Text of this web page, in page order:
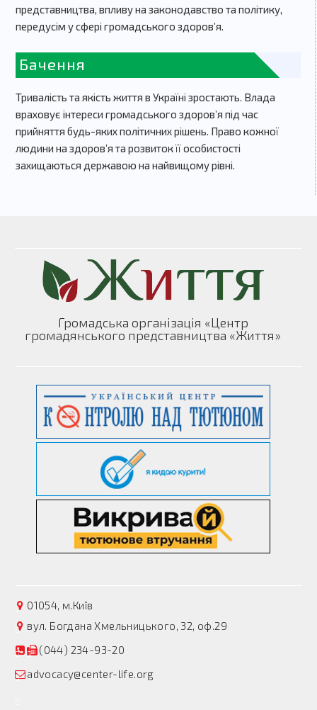
представництва, впливу на законодавство та політику,
передусім у сфері громадського здоров’я.
Бачення
Тривалість та якість життя в Україні зростають. Влада
враховує інтереси громадського здоров’я під час
прийняття будь-яких політичних рішень. Право кожної
людини на здоров’я та розвиток її особистості
захищаються державою на найвищому рівні.
Громадська організація «Центр
громадянського представництва «Життя»
01054, м.Київ
вул. Богдана Хмельницького, 32, оф.29
(044) 234-93-20
advocacy@center-life.org